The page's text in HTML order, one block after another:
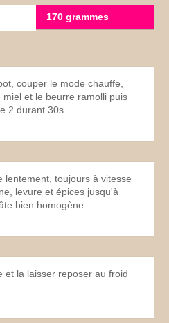
170 grammes
couper le mode chauffe,
et le beurre ramolli puis
2 durant 30s.
lentement, toujours à vitesse
levure et épices jusqu'à
bien homogène.
et la laisser reposer au froid